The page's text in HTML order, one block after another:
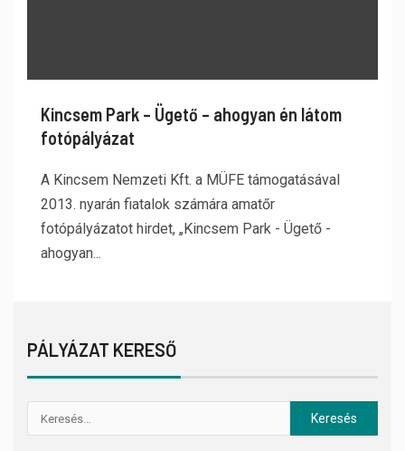
Kincsem Park – Ügető – ahogyan én látom
fotópályázat
A Kincsem Nemzeti Kft. a MÜFE támogatásával
2013. nyarán fiatalok számára amatőr
fotópályázatot hirdet, „Kincsem Park - Ügető -
ahogyan...
PÁLYÁZAT KERESŐ